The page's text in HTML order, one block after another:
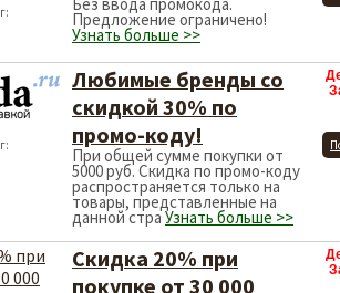
Предложение ограничено!
Узнать больше >>
Любимые бренды со
скидкой 30% по
промо-коду!
При общей сумме покупки от
5000 руб. Скидка по промо-коду
распространяется только на
товары, представленные на
данной страУзнать больше >>
Скидка 20% при
покупке от 30 000